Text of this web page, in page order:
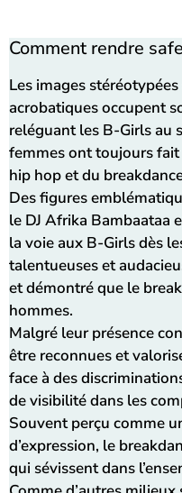
Comment rendre
Les images
acrobatiques occupent
reléguant les B-Girls au
femmes ont toujours
hip hop et du
Des figures
le DJ Afrika Bambaataa
la voie aux B-Girls dès
talentueuses et
et démontré que le
hommes.
Malgré leur présence
être reconnues et
face à des
de visibilité dans les
Souvent perçu comme
d’expression, le
qui sévissent dans